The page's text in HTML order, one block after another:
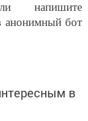
напишите
анонимный бот
в